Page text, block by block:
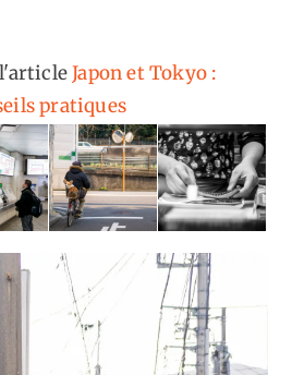
l'articleJapon et Tokyo :
pratiques